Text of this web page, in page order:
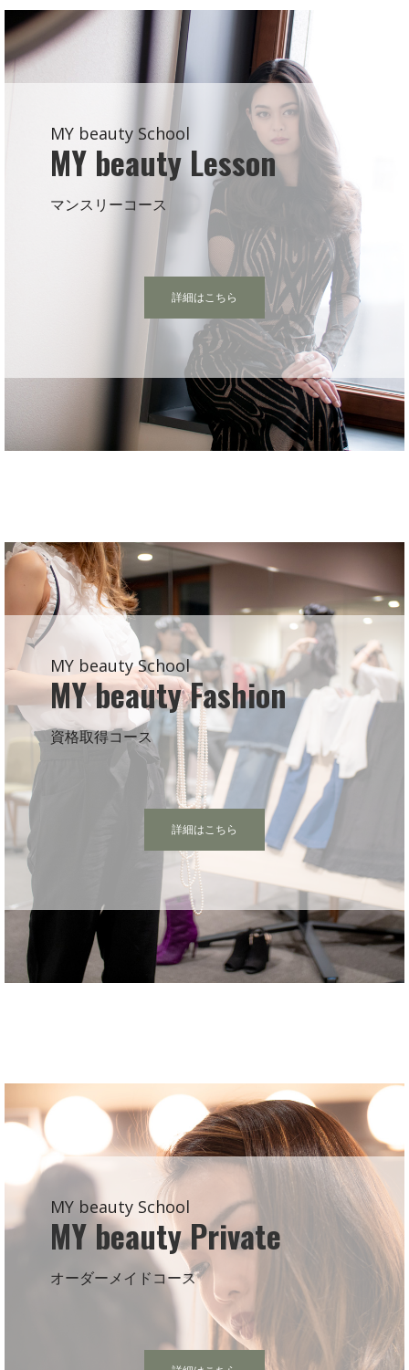
MY beauty School
MY beauty Lesson
マンスリーコース
詳細はこちら
MY beauty School
MY beauty Fashion
資格取得コース
詳細はこちら
MY beauty School
MY beauty Private
オーダーメイドコース